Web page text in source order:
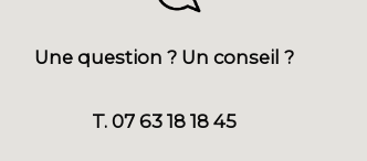
Une question ? Un conseil ?
T. 07 63 18 18 45